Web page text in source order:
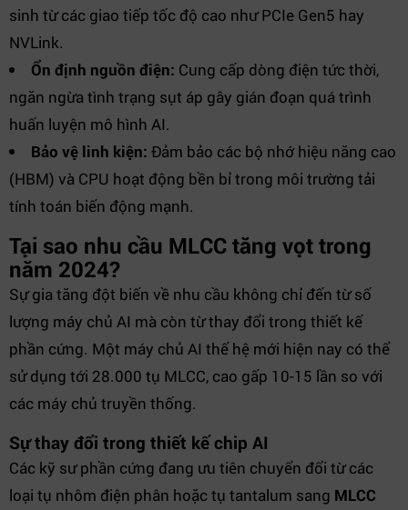
sinh từ các giao tiếp tốc độ cao như PCIe Gen5 hay
NVLink.
Ổn định nguồn điện: Cung cấp dòng điện tức thời,
ngăn ngừa tình trạng sụt áp gây gián đoạn quá trình
huấn luyện mô hình AI.
Bảo vệ linh kiện: Đảm bảo các bộ nhớ hiệu năng cao
(HBM) và CPU hoạt động bền bỉ trong môi trường tải
tính toán biến động mạnh.
Tại sao nhu cầu MLCC tăng vọt trong
năm 2024?
Sự gia tăng đột biến về nhu cầu không chỉ đến từ số
lượng máy chủ AI mà còn từ thay đổi trong thiết kế
phần cứng. Một máy chủ AI thế hệ mới hiện nay có thể
sử dụng tới 28.000 tụ MLCC, cao gấp 10-15 lần so với
các máy chủ truyền thống.
Sự thay đổi trong thiết kế chip AI
Các kỹ sư phần cứng đang ưu tiên chuyển đổi từ các
loại tụ nhôm điện phân hoặc tụ tantalum sang MLCC